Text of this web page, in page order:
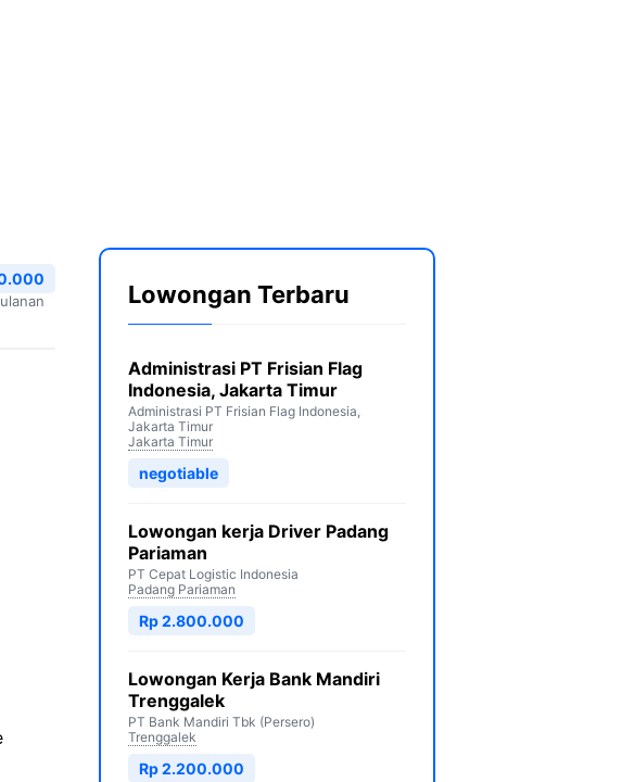
Lowongan Terbaru
Administrasi PT Frisian Flag
Indonesia, Jakarta Timur
Administrasi PT Frisian Flag Indonesia,
Jakarta Timur
Jakarta Timur
negotiable
Lowongan kerja Driver Padang
Pariaman
PT Cepat Logistic Indonesia
Padang Pariaman
Rp 2.800.000
Lowongan Kerja Bank Mandiri
Trenggalek
PT Bank Mandiri Tbk (Persero)
Trenggalek
Rp 2.200.000